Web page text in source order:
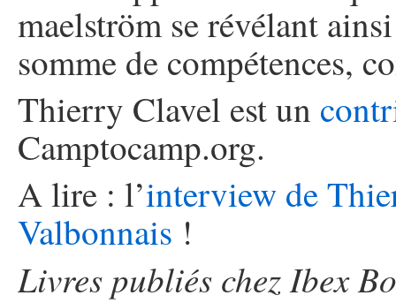
maelström se révélant
somme de compétences,
Thierry Clavel est un
Camptocamp.org.
A lire : l’interview de
Valbonnais !
Livres publiés chez Ibex